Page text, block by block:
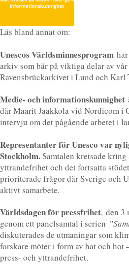
Läs bland annat om:
Unescos Världsminnesprogram
arkiv som bär på viktiga delar av
Ravensbrückarkivet i Lund och
Medie- och informationskunnighet
där Maarit Jaakkola vid Nordicom i
intervju om det pågående arbetet i
Representanter för Unesco var
Stockholm.Samtalen kretsade
yttrandefrihet och det fortsatta
prioriterade frågor där Sverige och
aktivt samarbete.
Världsdagen för pressfrihet, den 3
genom ett panelsamtal i serien
diskuterades de utmaningar som
forskare möter i form av hat och hot
press- och yttrandefrihet.